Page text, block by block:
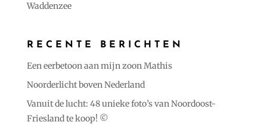
Waddenzee
RECENTE BERICHTEN
Een eerbetoon aan mijn zoon Mathis
Noorderlicht boven Nederland
Vanuit de lucht: 48 unieke foto’s van Noordoost-
Friesland te koop! ©️